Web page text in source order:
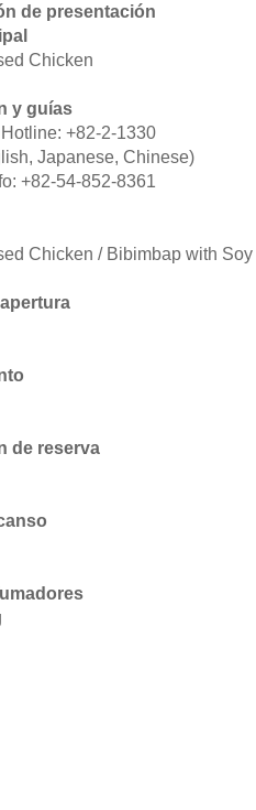
de presentación
Chicken
y guías
+82-2-1330
Japanese, Chinese)
+82-54-852-8361
Chicken / Bibimbap with
de reserva